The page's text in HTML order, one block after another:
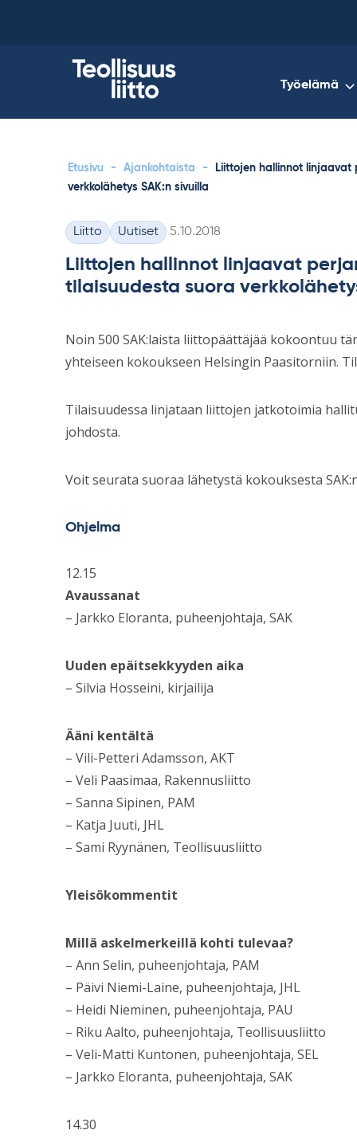
Työelämä
Etusivu - Ajankohtaista -
Liittojen hallinnot
verkkolähetys SAK:n sivuilla
Kategoriat
Liitto Uutiset Kirjoitettu
5.10.2018
Liittojen hallinnot linjaavat
tilaisuudesta suora
Noin 500 SAK:laista liittopäättäjää kokoontuu
yhteiseen kokoukseen Helsingin Paasitorniin.
Tilaisuudessa linjataan liittojen jatkotoimia
johdosta.
Voit seurata suoraa lähetystä kokouksesta
Ohjelma
12.15
Avaussanat
– Jarkko Eloranta, puheenjohtaja, SAK
Uuden epäitsekkyyden aika
– Silvia Hosseini, kirjailija
Ääni kentältä
– Vili-Petteri Adamsson, AKT
– Veli Paasimaa, Rakennusliitto
– Sanna Sipinen, PAM
– Katja Juuti, JHL
– Sami Ryynänen, Teollisuusliitto
Yleisökommentit
Millä askelmerkeillä kohti tulevaa?
– Ann Selin, puheenjohtaja, PAM
– Päivi Niemi-Laine, puheenjohtaja, JHL
– Heidi Nieminen, puheenjohtaja, PAU
– Riku Aalto, puheenjohtaja, Teollisuusliitto
– Veli-Matti Kuntonen, puheenjohtaja, SEL
– Jarkko Eloranta, puheenjohtaja, SAK
14.30